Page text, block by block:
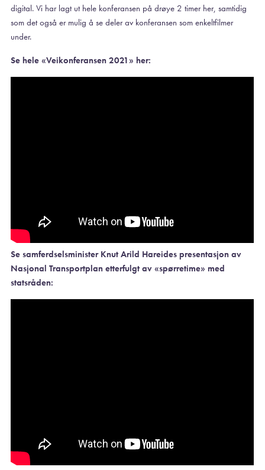
digital. Vi har lagt ut hele konferansen på drøye 2 timer her, samtidig
som det også er mulig å se deler av konferansen som enkeltfilmer
under.
Se hele «Veikonferansen 2021» her:
Se samferdselsminister Knut Arild Hareides presentasjon av
Nasjonal Transportplan etterfulgt av «spørretime» med
statsråden: